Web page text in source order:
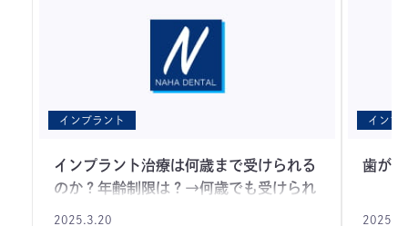
インプラント
インプラント治療は何歳まで受けられる
のか？年齢制限は？→何歳でも受けられ
2025.3.20
インプ
歯が